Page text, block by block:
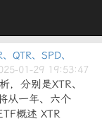
QTR、SPD、
01-29 19:53:47
，分别是XTR、
从一年、六个
概述 XTR